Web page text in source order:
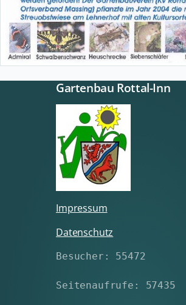
Gartenbau Rottal-Inn
Impressum
Datenschutz
Besucher: 55472
Seitenaufrufe: 57435